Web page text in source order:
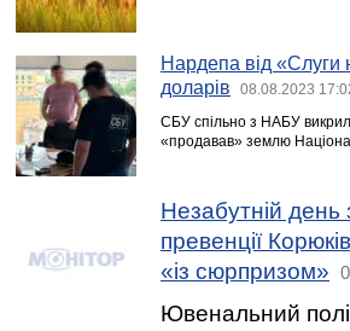
Нардепа від «Слуги
доларів
08.08.2023
СБУ спільно з НАБУ
«продавав» землю
Незабутній
превенції
«із сюрпризом»
Ювенальний